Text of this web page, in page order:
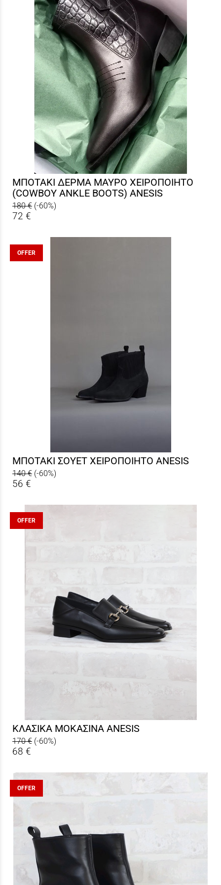
ΜΠΟΤΑΚΙ ΔΕΡΜΑ ΜΑΥΡΟ ΧΕΙΡΟΠΟΙΗΤΟ
(COWBOY ANKLE BOOTS) ANESIS
180 € (-60%)
72 €
OFFER
ΜΠΟΤΑΚΙ ΣΟΥΕΤ ΧEIΡΟΠΟΙΗΤΟ ANESIS
140 € (-60%)
56 €
OFFER
ΚΛΑΣΙΚΑ ΜΟΚΑΣΙΝΑ ANESIS
170 € (-60%)
68 €
OFFER